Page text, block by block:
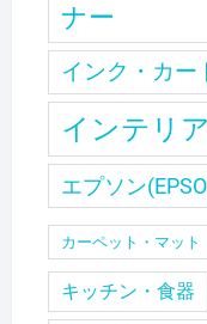
ナー
インク・カー
インテリ
エプソン
カーペット・マット
キッチン・食器